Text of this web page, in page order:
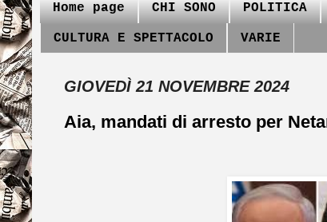
Home page CHI SONO POLITICA
CULTURA E SPETTACOLO VARIE
GIOVEDÌ 21 NOVEMBRE 2024
Aia, mandati di arresto per